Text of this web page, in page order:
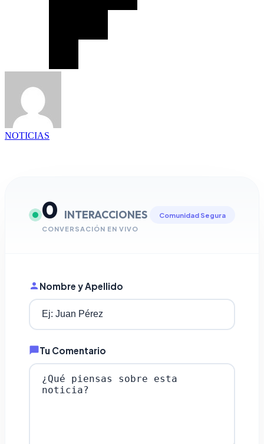
NOTICIAS
0 INTERACCIONES
CONVERSACIÓN EN VIVO
Comunidad Segura
Nombre y Apellido
Tu Comentario